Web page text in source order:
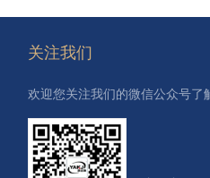
关注我们
欢迎您关注我们的微信公众号了